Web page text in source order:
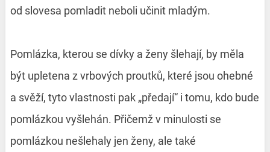
od slovesa pomladit neboli učinit mladým.
Pomlázka, kterou se dívky a ženy šlehají, by měla
být upletena z vrbových proutků, které jsou ohebné
a svěží, tyto vlastnosti pak „předají“ i tomu, kdo bude
pomlázkou vyšlehán. Přičemž v minulosti se
pomlázkou nešlehaly jen ženy, ale také